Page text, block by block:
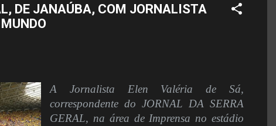
DE JANAÚBA, COM JORNALISTA
A Jornalista Elen Valéria de Sá,
correspondente do JORNAL DA SERRA
GERAL, na área de Imprensa no estádio